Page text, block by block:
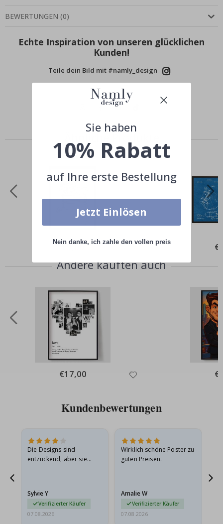
BEWERTUNGEN (0)
Echte Inspiration von unseren glücklichen
Kunden!
Teile dein Bild mit #namly_design
Special
€9,00
Andere kauften auch
Special
Price
€17,00
Kundenbewertungen
Die Designs sind
entzückend, aber sie
sie…
Sylvie Y
Verifizierter Käufer
07.08.2026
Wirklich schöne Poster zu
guten Preisen.
Amalie W
Verifizierter Käufer
07.08.2026
Sie haben
10% Rabatt
auf Ihre erste Bestellung
Jetzt Einlösen
Nein danke, ich zahle den vollen preis